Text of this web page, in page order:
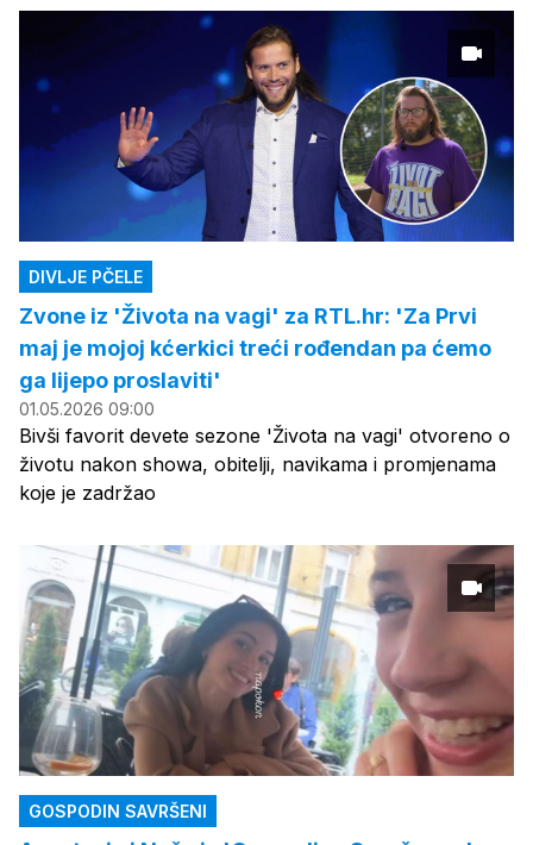
DIVLJE PČELE
Zvone iz 'Života na vagi' za RTL.hr: 'Za Prvi
maj je mojoj kćerkici treći rođendan pa ćemo
ga lijepo proslaviti'
01.05.2026 09:00
Bivši favorit devete sezone 'Života na vagi' otvoreno o
životu nakon showa, obitelji, navikama i promjenama
koje je zadržao
GOSPODIN SAVRŠENI